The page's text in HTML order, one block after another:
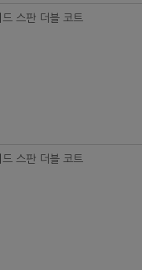
스판 더블 코트
스판 더블 코트